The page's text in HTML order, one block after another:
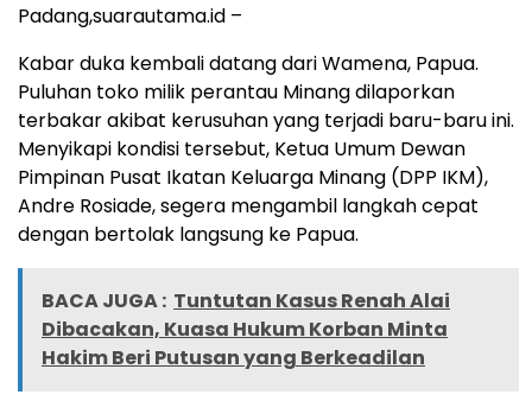
Padang,suarautama.id –
Kabar duka kembali datang dari Wamena, Papua.
Puluhan toko milik perantau Minang dilaporkan
terbakar akibat kerusuhan yang terjadi baru-baru ini.
Menyikapi kondisi tersebut, Ketua Umum Dewan
Pimpinan Pusat Ikatan Keluarga Minang (DPP IKM),
Andre Rosiade, segera mengambil langkah cepat
dengan bertolak langsung ke Papua.
BACA JUGA : Tuntutan Kasus Renah Alai
Dibacakan, Kuasa Hukum Korban Minta
Hakim Beri Putusan yang Berkeadilan